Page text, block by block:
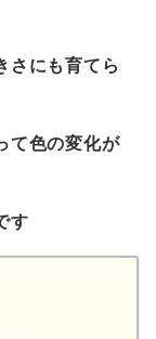
さにも育てら
て色の変化が
す